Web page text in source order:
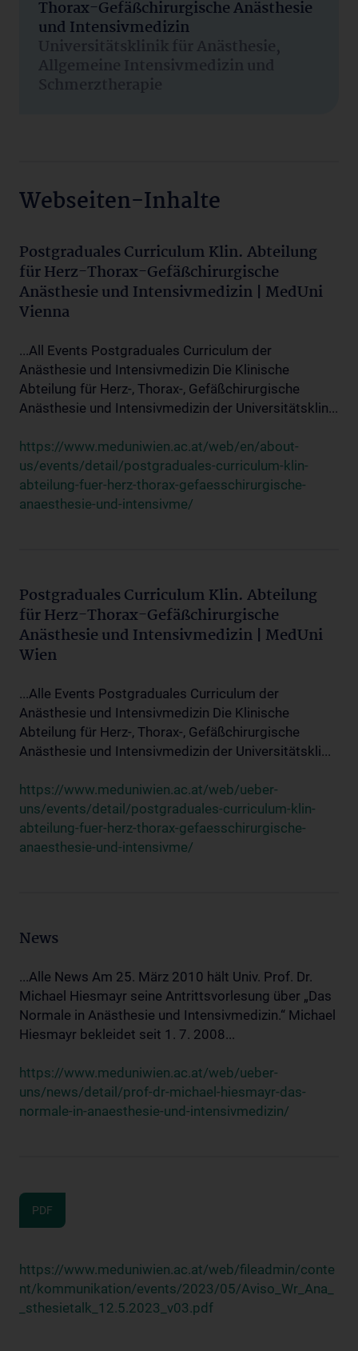
Thorax-Gefäßchirurgische Anästhesie
und Intensivmedizin
Universitätsklinik für Anästhesie,
Allgemeine Intensivmedizin und
Schmerztherapie
Webseiten-Inhalte
Postgraduales Curriculum Klin. Abteilung
für Herz-Thorax-Gefäßchirurgische
Anästhesie und Intensivmedizin | MedUni
Vienna
...All Events Postgraduales Curriculum der
Anästhesie und Intensivmedizin Die Klinische
Abteilung für Herz-, Thorax-, Gefäßchirurgische
Anästhesie und Intensivmedizin der Universitätsklin...
https://www.meduniwien.ac.at/web/en/about-
us/events/detail/postgraduales-curriculum-klin-
abteilung-fuer-herz-thorax-gefaesschirurgische-
anaesthesie-und-intensivme/
Postgraduales Curriculum Klin. Abteilung
für Herz-Thorax-Gefäßchirurgische
Anästhesie und Intensivmedizin | MedUni
Wien
...Alle Events Postgraduales Curriculum der
Anästhesie und Intensivmedizin Die Klinische
Abteilung für Herz-, Thorax-, Gefäßchirurgische
Anästhesie und Intensivmedizin der Universitätskli...
https://www.meduniwien.ac.at/web/ueber-
uns/events/detail/postgraduales-curriculum-klin-
abteilung-fuer-herz-thorax-gefaesschirurgische-
anaesthesie-und-intensivme/
News
...Alle News Am 25. März 2010 hält Univ. Prof. Dr.
Michael Hiesmayr seine Antrittsvorlesung über „Das
Normale in Anästhesie und Intensivmedizin.“ Michael
Hiesmayr bekleidet seit 1. 7. 2008...
https://www.meduniwien.ac.at/web/ueber-
uns/news/detail/prof-dr-michael-hiesmayr-das-
normale-in-anaesthesie-und-intensivmedizin/
PDF
https://www.meduniwien.ac.at/web/fileadmin/conte
nt/kommunikation/events/2023/05/Aviso_Wr_Ana_
_sthesietalk_12.5.2023_v03.pdf